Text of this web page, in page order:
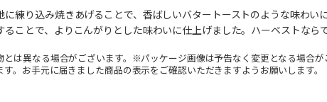
に練り込み焼きあげることで、香ばしいバタートーストのような味わ
ことで、よりこんがりとした味わいに仕上げました。ハーベストなら
は異なる場合がございます。※パッケージ画像は予告なく変更となる場合
。お手元に届きました商品の表示をご確認いただきますようお願いします。